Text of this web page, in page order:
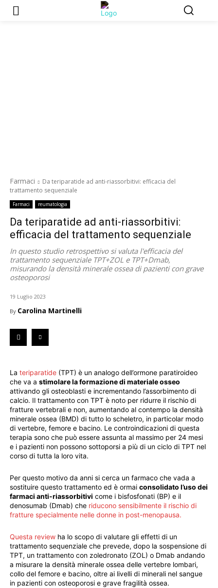
Farmaci
Da teriparatide ad anti-riassorbitivi: efficacia del
trattamento sequenziale
Farmaci reumatologia
Da teriparatide ad anti-riassorbitivi:
efficacia del trattamento sequenziale
In questo studio retrospettivo si valuta l'efficacia del
trattamento sequenziale TPT+ZOL e TPT+Dmab,
misurando la densità minerale ossea di pazienti con grave
osteoporosi
19 Luglio 2023
By Carolina Martinelli
La teriparatide (TPT) è un analogo dell’ormone paratiroideo
che va a stimolare la formazione di materiale osseo
attivando gli osteoblasti e incrementando l’assorbimento di
calcio. Il trattamento con TPT è noto per ridurre il rischio di
fratture vertebrali e non, aumentando al contempo la densità
minerale ossea (BMD) di tutto lo scheletro, in particolar modo
di vertebre, femore e bacino. Le controindicazioni di questa
terapia sono che può essere assunta al massimo per 24 mesi
e i pazienti non possono sottoporsi a più di un ciclo di TPT nel
corso di tutta la loro vita.
Per questo motivo da anni si cerca un farmaco che vada a
sostituire questo trattamento ed è ormai consolidato l’uso dei
farmaci anti-riassorbitivi come i bisfosfonati (BP) e il
denosumab (Dmab) che riducono sensibilmente il rischio di
fratture specialmente nelle donne in post-menopausa.
Questa review ha lo scopo di valutare gli effetti di un
trattamento sequenziale che prevede, dopo la sospensione di
TPT, un trattamento con zoledronato (ZOL) o Dmab andando
a misurare la densità minerale ossea delle vertebre lombari,
collo del femore e bacino, oltre ai livelli di minerali nel sangue
in pazienti con osteoporosi e grave fragilità ossea.